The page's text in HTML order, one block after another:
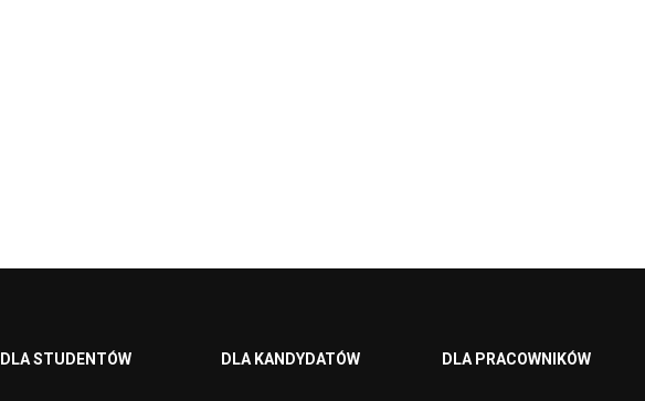
DLA STUDENTÓW DLA KANDYDATÓW DLA PRACOWNIKÓW